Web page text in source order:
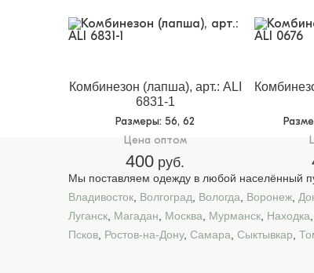
Комбинезон (лапша), арт.: ALI
6831-1
Размеры: 56, 62
Цена оптом
400 руб.
Мы поставляем одежду в любой населённый
Владивосток Волгоград Вологда Воронеж
Луганск Магадан Москва Мурманск Находка
Псков Ростов-на-Дону, Самара Сыктывкар